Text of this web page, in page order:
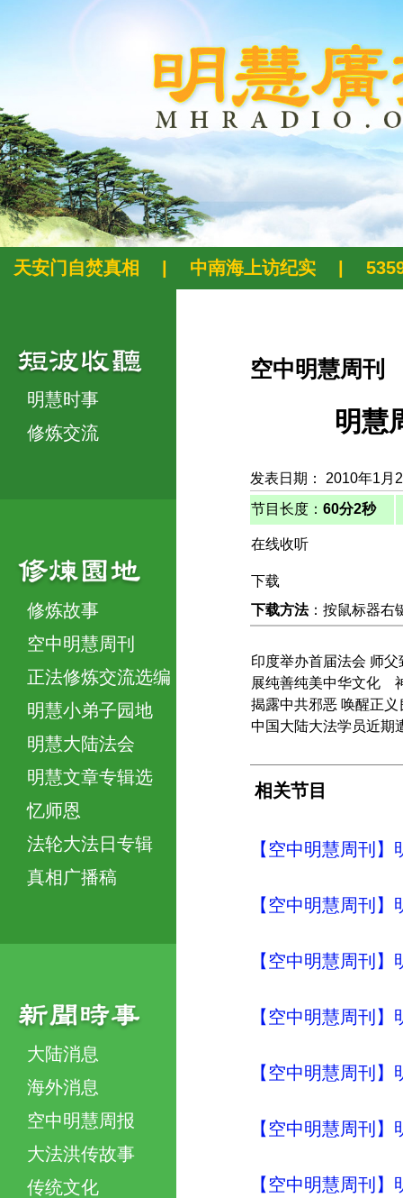
天安门自焚真相 中南海上访纪实
明慧时事
修炼交流
修炼故事
空中明慧周刊
正法修炼交流选编
明慧小弟子园地
明慧大陆法会
明慧文章专辑选
忆师恩
法轮大法日专辑
真相广播稿
大陆消息
海外消息
空中明慧周报
大法洪传故事
传统文化
空中明慧周刊
明慧
发表日期： 2010年1月
节目长度： 60分2秒
在线收听
下载
下载方法：按鼠标器右
印度举办首届法会 师父
展纯善纯美中华文化
揭露中共邪恶 唤醒正义
中国大陆大法学员近期
相关节目
【空中明慧周刊
【空中明慧周刊
【空中明慧周刊
【空中明慧周刊
【空中明慧周刊
【空中明慧周刊
【空中明慧周刊